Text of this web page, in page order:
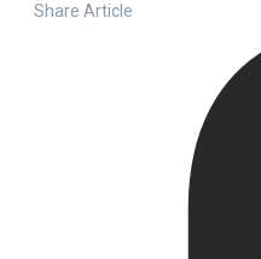
Share Article